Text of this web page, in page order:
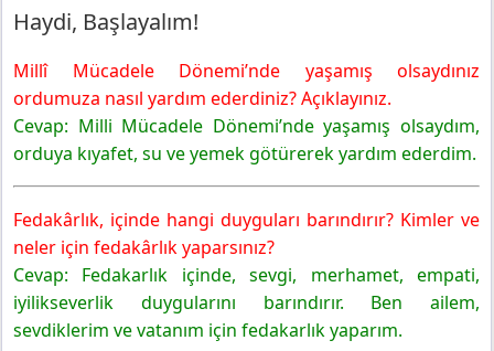
1.anlayalım
6. Sınıf Türkçe Ders Kitabı Sayfa 73 Cevapları MEB
Yayınları
3.anlayalım
4.anlayalım
5.anlayalım
6. Sınıf Türkçe Ders Kitabı Sayfa 75 Cevapları MEB
Yayınları
6.anlayalım
1.anlatalım
Haydi, Başlayalım!
Millî Mücadele Dönemi’nde yaşamış olsaydınız
ordumuza nasıl yardım ederdiniz? Açıklayınız.
Cevap: Milli Mücadele Dönemi’nde yaşamış olsaydım,
orduya kıyafet, su ve yemek götürerek yardım ederdim.
Fedakârlık, içinde hangi duyguları barındırır? Kimler ve
neler için fedakârlık yaparsınız?
Cevap: Fedakarlık içinde, sevgi, merhamet, empati,
iyilikseverlik duygularını barındırır. Ben ailem,
sevdiklerim ve vatanım için fedakarlık yaparım.